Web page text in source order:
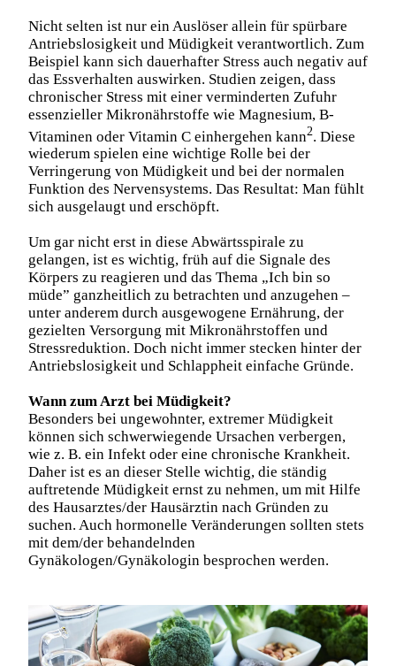
Nicht selten ist nur ein Auslöser allein für spürbare
Antriebslosigkeit und Müdigkeit verantwortlich. Zum
Beispiel kann sich dauerhafter Stress auch negativ auf
das Essverhalten auswirken. Studien zeigen, dass
chronischer Stress mit einer verminderten Zufuhr
essenzieller Mikronährstoffe wie Magnesium, B-
Vitaminen oder Vitamin C einhergehen kann2. Diese
wiederum spielen eine wichtige Rolle bei der
Verringerung von Müdigkeit und bei der normalen
Funktion des Nervensystems. Das Resultat: Man fühlt
sich ausgelaugt und erschöpft.
Um gar nicht erst in diese Abwärtsspirale zu
gelangen, ist es wichtig, früh auf die Signale des
Körpers zu reagieren und das Thema „Ich bin so
müde” ganzheitlich zu betrachten und anzugehen –
unter anderem durch ausgewogene Ernährung, der
gezielten Versorgung mit Mikronährstoffen und
Stressreduktion. Doch nicht immer stecken hinter der
Antriebslosigkeit und Schlappheit einfache Gründe.
Wann zum Arzt bei Müdigkeit?
Besonders bei ungewohnter, extremer Müdigkeit
können sich schwerwiegende Ursachen verbergen,
wie z. B. ein Infekt oder eine chronische Krankheit.
Daher ist es an dieser Stelle wichtig, die ständig
auftretende Müdigkeit ernst zu nehmen, um mit Hilfe
des Hausarztes/der Hausärztin nach Gründen zu
suchen. Auch hormonelle Veränderungen sollten stets
mit dem/der behandelnden
Gynäkologen/Gynäkologin besprochen werden.